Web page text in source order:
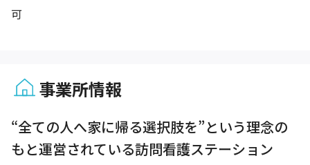
可
事業所情報
“全ての人へ家に帰る選択肢を”という理念の
もと運営されている訪問看護ステーション